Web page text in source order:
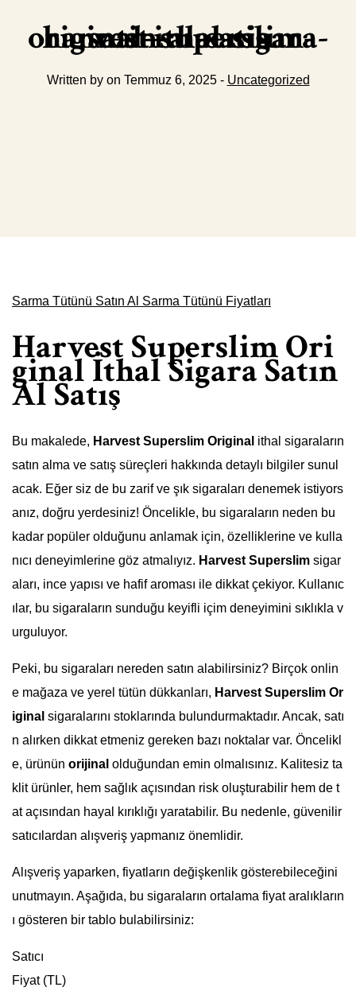
harvest-superslim-original-ithal-sigara-satin-al-satis
Written by on Temmuz 6, 2025 - Uncategorized
Sarma Tütünü Satın Al Sarma Tütünü Fiyatları
Harvest Superslim Ori
ginal İthal Sigara Satın
Al Satış
Bu makalede, Harvest Superslim Original ithal sigaraların
satın alma ve satış süreçleri hakkında detaylı bilgiler sunul
acak. Eğer siz de bu zarif ve şık sigaraları denemek istiyors
anız, doğru yerdesiniz! Öncelikle, bu sigaraların neden bu
kadar popüler olduğunu anlamak için, özelliklerine ve kulla
nıcı deneyimlerine göz atmalıyız. Harvest Superslim sigar
aları, ince yapısı ve hafif aroması ile dikkat çekiyor. Kullanıc
ılar, bu sigaraların sunduğu keyifli içim deneyimini sıklıkla v
urguluyor.
Peki, bu sigaraları nereden satın alabilirsiniz? Birçok onlin
e mağaza ve yerel tütün dükkanları, Harvest Superslim Or
iginal sigaralarını stoklarında bulundurmaktadır. Ancak, satı
n alırken dikkat etmeniz gereken bazı noktalar var. Öncelikl
e, ürünün orijinal olduğundan emin olmalısınız. Kalitesiz ta
klit ürünler, hem sağlık açısından risk oluşturabilir hem de t
at açısından hayal kırıklığı yaratabilir. Bu nedenle, güvenilir
satıcılardan alışveriş yapmanız önemlidir.
Alışveriş yaparken, fiyatların değişkenlik gösterebileceğini
unutmayın. Aşağıda, bu sigaraların ortalama fiyat aralıkların
ı gösteren bir tablo bulabilirsiniz:
Satıcı
Fiyat (TL)